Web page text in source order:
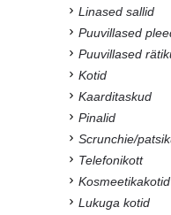
Linased sallid
Puuvillased
Puuvillased
Kotid
Kaarditaskud
Pinalid
Scrunchie/
Telefonikott
Kosmeetikakotid
Lukuga kotid